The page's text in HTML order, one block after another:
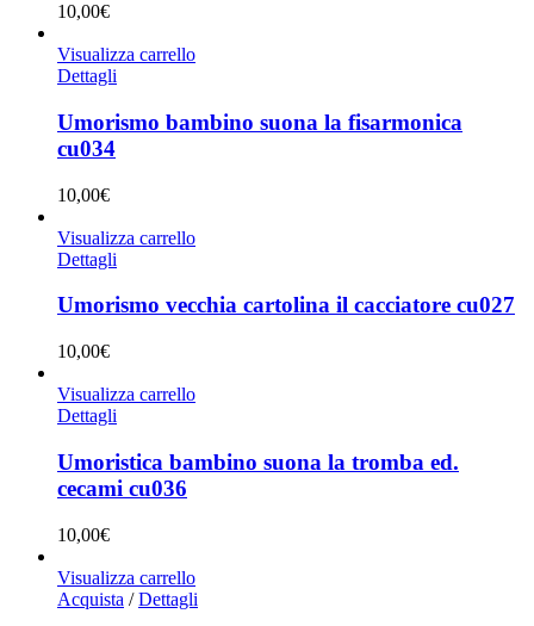
10,00€
Visualizza carrello
Dettagli
Umorismo bambino suona la fisarmonica
cu034
10,00€
Visualizza carrello
Dettagli
Umorismo vecchia cartolina il cacciatore cu027
10,00€
Visualizza carrello
Dettagli
Umoristica bambino suona la tromba ed.
cecami cu036
10,00€
Visualizza carrello
Acquista / Dettagli